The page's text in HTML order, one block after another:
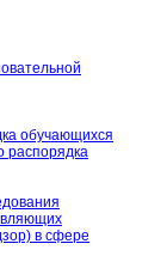
обучающихся
распорядка
в сфере